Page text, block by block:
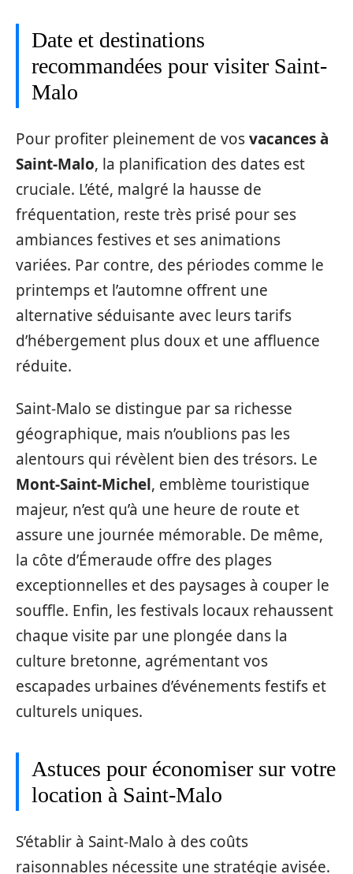
Date et destinations
recommandées pour visiter Saint-
Malo
Pour profiter pleinement de vosvacances à
Saint-Malo, la planification des dates est
cruciale. L’été, malgré la hausse de
fréquentation, reste très prisé pour ses
ambiances festives et ses animations
variées. Par contre, des périodes comme le
printemps et l’automne offrent une
alternative séduisante avec leurs tarifs
d’hébergement plus doux et une affluence
réduite.
Saint-Malo se distingue par sa richesse
géographique, mais n’oublions pas les
alentours qui révèlent bien des trésors. Le
Mont-Saint-Michel, emblème touristique
majeur, n’est qu’à une heure de route et
assure une journée mémorable. De même,
la côte d’Émeraude offre des plages
exceptionnelles et des paysages à couper le
souffle. Enfin, les festivals locaux rehaussent
chaque visite par une plongée dans la
culture bretonne, agrémentant vos
escapades urbaines d’événements festifs et
culturels uniques.
Astuces pour économiser sur votre
location à Saint-Malo
S’établir à Saint-Malo à des coûts
raisonnables nécessite une stratégie avisée.